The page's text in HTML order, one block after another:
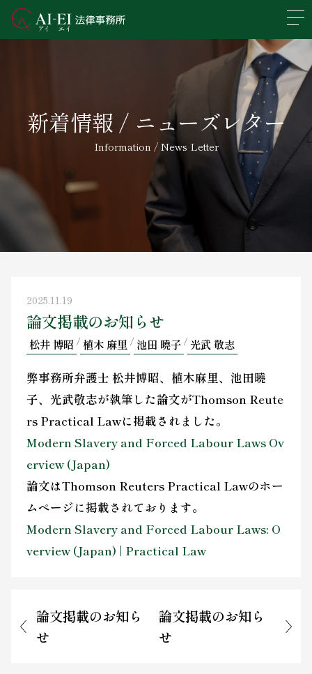
新着情報 / ニューズレター
Information / News Letter
2025.11.19
論文掲載のお知らせ
松井 博昭 / 植木 麻里 / 池田 曉子 / 光武 敬志
弊事務所弁護士 松井博昭、植木麻里、池田曉
子、光武敬志が執筆した論文がThomson Reute
rs Practical Lawに掲載されました。
Modern Slavery and Forced Labour Laws Ov
erview (Japan)
論文はThomson Reuters Practical Lawのホー
ムページに掲載されております。
Modern Slavery and Forced Labour Laws: O
verview (Japan) | Practical Law
論文掲載のお知ら
せ
論文掲載のお知ら
せ
事務所概要
業務分野
所属弁護士紹介
アクセス
新着情報
お問い合わせ